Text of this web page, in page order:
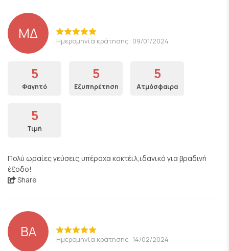
ΜΔ Ημερομηνία κράτησης: 09/01/2024
5
Φαγητό
5
Εξυπηρέτηση
5
Ατμόσφαιρα
5
Τιμή
Πολύ ωραίες γεύσεις,υπέροχα κοκτέιλ,ιδανικό για βραδινή
έξοδο!
Share
BA Ημερομηνία κράτησης: 14/02/2024